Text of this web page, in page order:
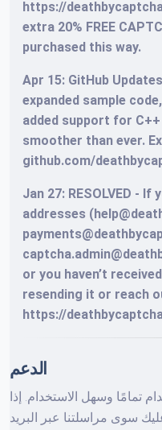
https://
extra 20% FREE
purchased this way.
Apr 15: GitHub
expanded sample
added support for
smoother than ever.
github.com/
Jan 27: RESOLVED -
addresses
or you haven’t
resending it or reach
https://
الدعم
تمامًا وسهل الاستخدام. إذا
سوى مراسلتنا عبر البريد